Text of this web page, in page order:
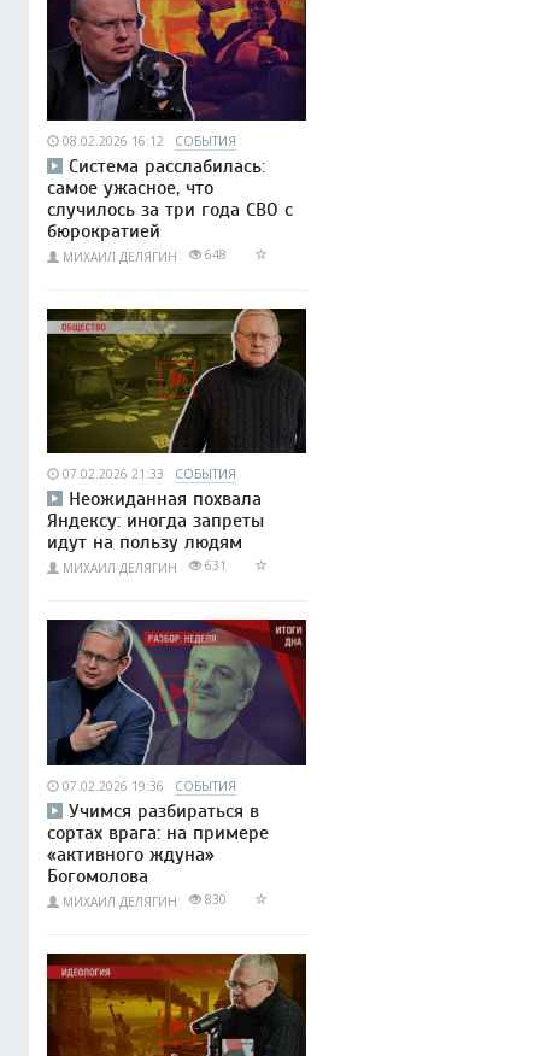
08.02.2026 16:12 СОБЫТИЯ
Система расслабилась:
самое ужасное, что
случилось за три года СВО с
бюрократией
МИХАИЛ ДЕЛЯГИН 648
07.02.2026 21:33 СОБЫТИЯ
Неожиданная похвала
Яндексу: иногда запреты
идут на пользу людям
МИХАИЛ ДЕЛЯГИН 631
07.02.2026 19:36 СОБЫТИЯ
Учимся разбираться в
сортах врага: на примере
«активного ждуна»
Богомолова
МИХАИЛ ДЕЛЯГИН 830